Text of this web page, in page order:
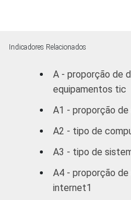
1Base: 10.510
O critério
família e a posse
domésticos,
por domicílio é
Sócio-Econômica
Indicadores Relacionados
A - proporção de
equipamentos tic
A1 - proporção
A2 - tipo de
A3 - tipo de
A4 - proporção
internet1